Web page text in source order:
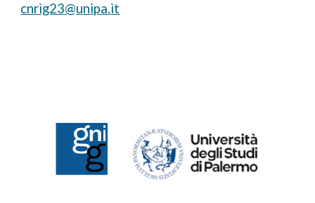
cnrig23@unipa.it